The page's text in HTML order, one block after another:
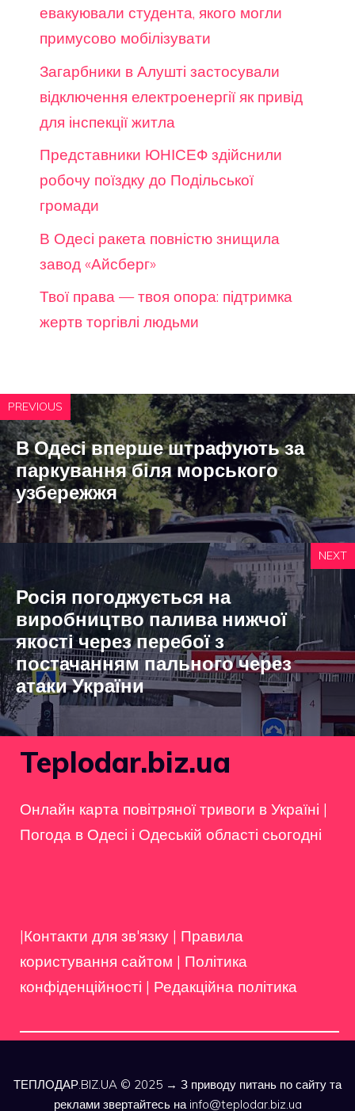
евакуювали студента, якого могли
примусово мобілізувати
Загарбники в Алушті застосували
відключення електроенергії як привід
для інспекції житла
Представники ЮНІСЕФ здійснили
робочу поїздку до Подільської
громади
В Одесі ракета повністю знищила
завод «Айсберг»
Твої права — твоя опора: підтримка
жертв торгівлі людьми
PREVIOUS
В Одесі вперше штрафують за
паркування біля морського
узбережжя
NEXT
Росія погоджується на
виробництво палива нижчої
якості через перебої з
постачанням пального через
атаки України
Teplodar.biz.ua
Онлайн карта повітряної тривоги в Україні |
Погода в Одесі і Одеській області сьогодні
|Контакти для зв'язку | Правила
користування сайтом | Політика
конфіденційності | Редакційна політика
ТЕПЛОДАР.BIZ.UA © 2025 → З приводу питань по сайту та
реклами звертайтесь на info@teplodar.biz.ua